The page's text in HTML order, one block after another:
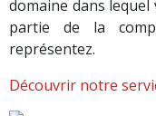
domaine dans
partie de la
représentez.
Découvrir notre